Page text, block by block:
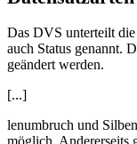
Das DVS unterteilt die
auch Status genannt.
geändert werden.
[...]
lenumbruch und